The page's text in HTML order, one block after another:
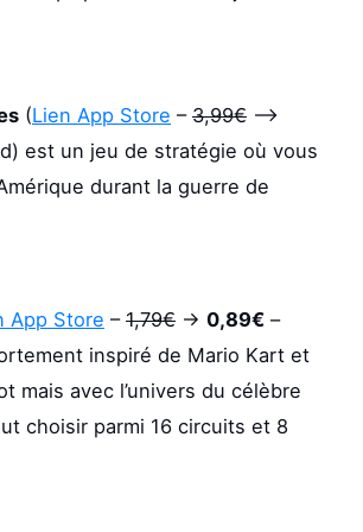
(Lien App Store – 3,99€ –>
est un jeu de stratégie où vous
durant la guerre de
App Store – 1,79€ -> 0,89€ –
inspiré de Mario Kart et
mais avec l’univers du célèbre
choisir parmi 16 circuits et 8